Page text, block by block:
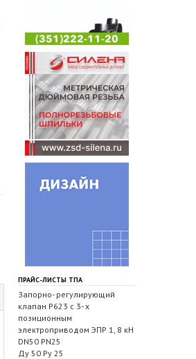
ПРАЙС-ЛИСТЫ ТПА
Запорно- регулирующий
клапан Р623 с 3- х
позиционным
электроприводом ЭПР 1, 8 кН
DN50 PN25
Ду 50 Ру 25